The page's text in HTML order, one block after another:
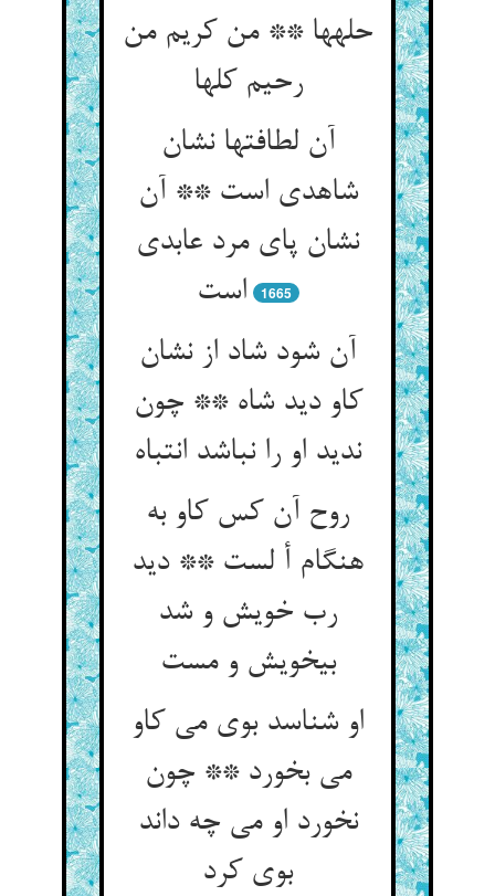
حله‏ها ** من کریم من
رحیم کلها
آن لطافتها نشان
شاهدی است ** آن
نشان پای مرد عابدی
است‏
1665
آن شود شاد از نشان
کاو دید شاه ** چون
ندید او را نباشد انتباه‏
روح آن کس کاو به
هنگام أ لست ** دید
رب خویش و شد
بی‏خویش و مست‏
او شناسد بوی می کاو
می بخورد ** چون
نخورد او می چه داند
بوی کرد